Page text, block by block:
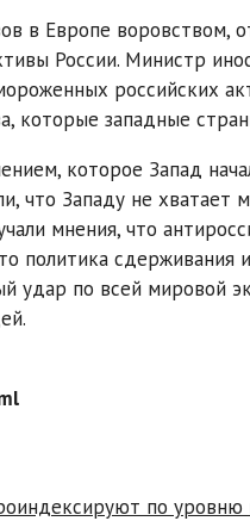
в Европе воровством,
России. Министр
российских
которые западные
которое Запад
что Западу не хватает
мнения, что
политика сдерживания
удар по всей мировой
по уровню